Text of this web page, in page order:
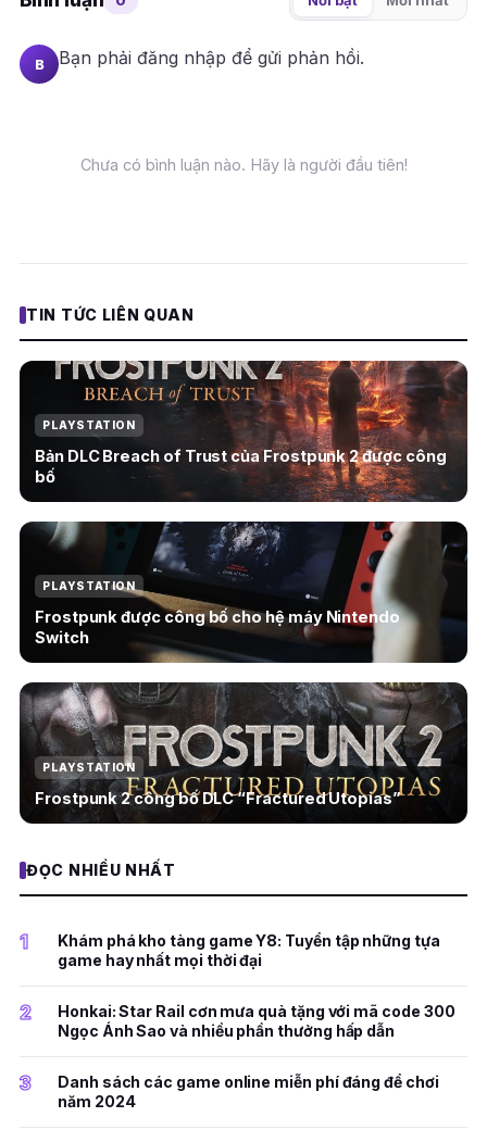
B Bạn phải đăng nhập để gửi phản hồi.
Chưa có bình luận nào. Hãy là người đầu tiên!
TIN TỨC LIÊN QUAN
PLAYSTATION
Bản DLC Breach of Trust của Frostpunk 2 được công
bố
PLAYSTATION
Frostpunk được công bố cho hệ máy Nintendo
Switch
PLAYSTATION
Frostpunk 2 công bố DLC “Fractured Utopias”
ĐỌC NHIỀU NHẤT
1
Khám phá kho tàng game Y8: Tuyển tập những tựa
game hay nhất mọi thời đại
2
Honkai: Star Rail cơn mưa quà tặng với mã code 300
Ngọc Ánh Sao và nhiều phần thưởng hấp dẫn
3
Danh sách các game online miễn phí đáng để chơi
năm 2024